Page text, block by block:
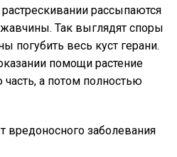
рассыпаются
Так выглядят споры
погубить весь куст герани.
помощи растение
часть, а потом полностью
вредоносного заболевания